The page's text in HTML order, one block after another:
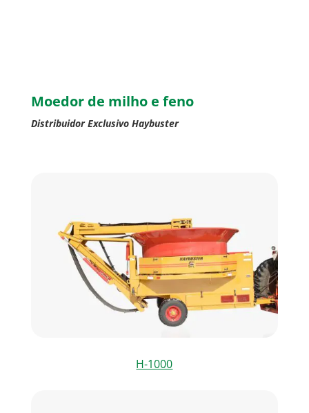
Moedor de milho e feno
Distribuidor Exclusivo Haybuster
H-1000